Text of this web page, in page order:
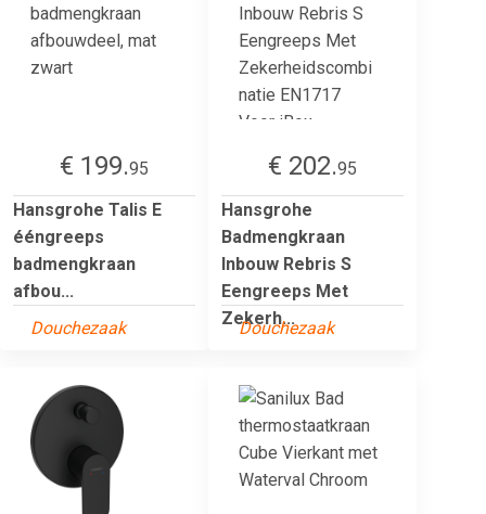
€ 199.95
Hansgrohe Talis E
ééngreeps
badmengkraan
afbou...
Douchezaak
€ 202.95
Hansgrohe
Badmengkraan
Inbouw Rebris S
Eengreeps Met
Zekerh...
Douchezaak